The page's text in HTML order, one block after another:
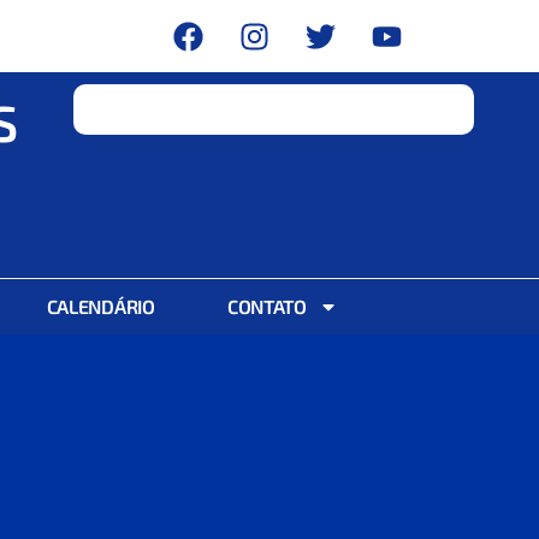
CALENDÁRIO CONTATO